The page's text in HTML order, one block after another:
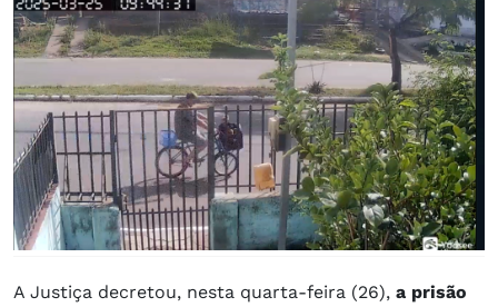
A Justiça decretou, nesta quarta-feira (26), a prisão